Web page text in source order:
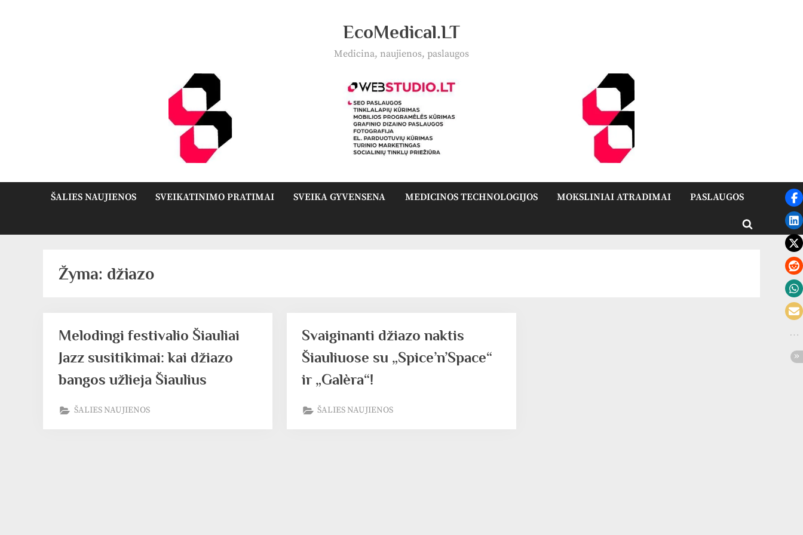
EcoMedical.LT
Medicina, naujienos, paslaugos
ŠALIES NAUJIENOS SVEIKATINIMO PRATIMAI SVEIKA GYVENSENA MEDICINOS TECHNOLOGIJOS MOKSLINIAI ATRADIMAI PASLAUGOS
Toggle
Žyma: džiazo
Melodingi festivalio Šiauliai
Jazz susitikimai: kai džiazo
bangos užlieja Šiaulius
ŠALIES NAUJIENOS
Svaiginanti džiazo naktis
Šiauliuose su „Spice’n’Space“
ir „Galèra“!
ŠALIES NAUJIENOS